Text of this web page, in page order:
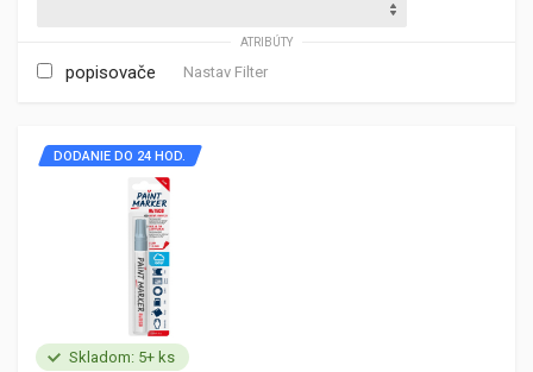
ATRIBÚTY
popisovače Nastav Filter
Skladom: 5+ ks
DODANIE DO 24 HOD.